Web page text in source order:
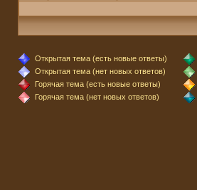
Открытая тема (есть новые ответы)
Открытая тема (нет новых ответов)
Горячая тема (есть новые ответы)
Горячая тема (нет новых ответов)